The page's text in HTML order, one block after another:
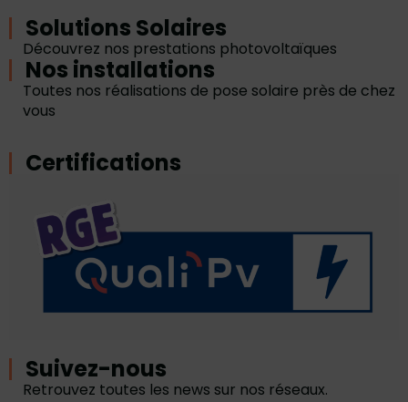
Solutions Solaires
Découvrez nos prestations photovoltaïques
Nos installations
Toutes nos réalisations de pose solaire près de chez
vous
Certifications
Suivez-nous
Retrouvez toutes les news sur nos réseaux.